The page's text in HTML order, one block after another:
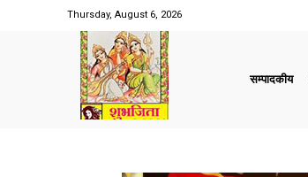
Thursday, August 6, 2026
सम्पादकीय